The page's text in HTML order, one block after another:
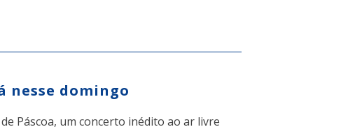
nesse domingo
Páscoa, um concerto inédito ao ar livre